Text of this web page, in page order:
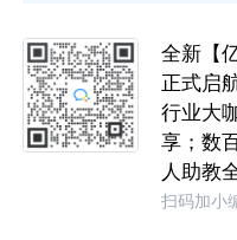
全新【
正式启
行业大
享；数
人助教
扫码加小